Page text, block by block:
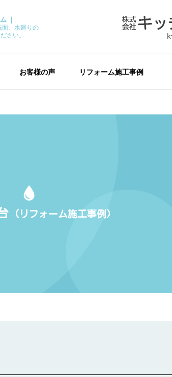
｜
面、水廻りの
さい。
お客様の声 リフォーム施工事例
(リフォーム施工事例)